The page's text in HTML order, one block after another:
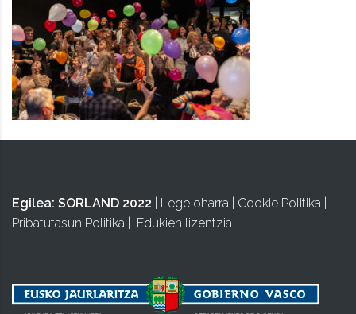
Egilea: SORLAND 2022 Lege oharra Cookie Politika
Pribatutasun Politika
Edukien lizentzia